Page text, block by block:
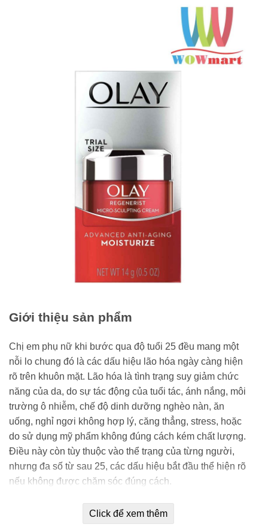
Giới thiệu sản phẩm
Chị em phụ nữ khi bước qua độ tuổi 25 đều mang một
nỗi lo chung đó là các dấu hiệu lão hóa ngày càng hiện
rõ trên khuôn mặt. Lão hóa là tình trạng suy giảm chức
năng của da, do sự tác động của tuổi tác, ánh nắng, môi
trường ô nhiễm, chế độ dinh dưỡng nghèo nàn, ăn
uống, nghỉ ngơi không hợp lý, căng thẳng, stress, hoặc
do sử dụng mỹ phẩm không đúng cách kém chất lượng.
Điều này còn tùy thuộc vào thể trạng của từng người,
nhưng đa số từ sau 25, các dấu hiệu bắt đầu thể hiện rõ
nếu không được chăm sóc đúng cách.
Lão hóa là không thể tránh khỏi, tuy nhiên chúng ta
hoàn toàn có thể làm giảm hoặc làm cho tiến trình này
Click để xem thêm